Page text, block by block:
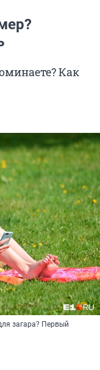
Как
загара? Первый